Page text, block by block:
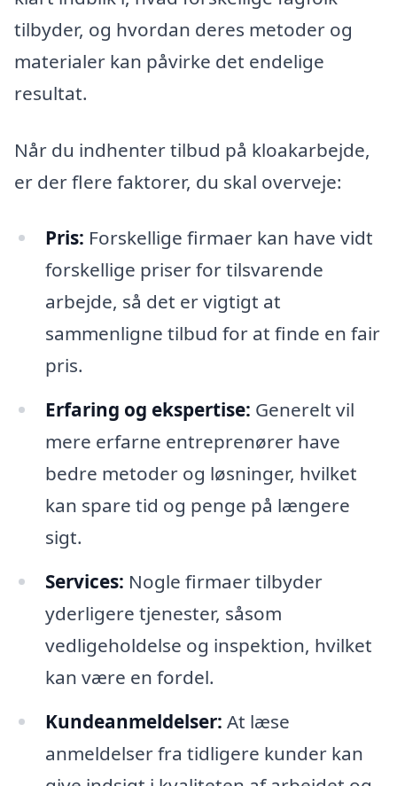
tilbyder, og hvordan deres metoder og
materialer kan påvirke det endelige
resultat.
Når du indhenter tilbud på kloakarbejde,
er der flere faktorer, du skal overveje:
Pris: Forskellige firmaer kan have vidt
forskellige priser for tilsvarende
arbejde, så det er vigtigt at
sammenligne tilbud for at finde en fair
pris.
Erfaring og ekspertise: Generelt vil
mere erfarne entreprenører have
bedre metoder og løsninger, hvilket
kan spare tid og penge på længere
sigt.
Services: Nogle firmaer tilbyder
yderligere tjenester, såsom
vedligeholdelse og inspektion, hvilket
kan være en fordel.
Kundeanmeldelser: At læse
anmeldelser fra tidligere kunder kan